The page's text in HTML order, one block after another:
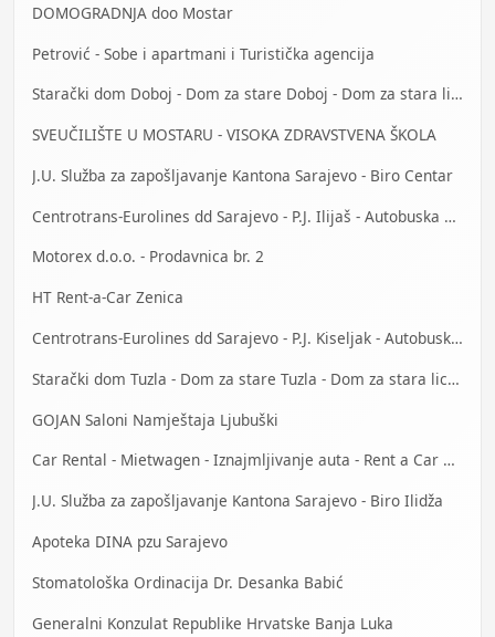
DOMOGRADNJA doo Mostar
Petrović - Sobe i apartmani i Turistička agencija
Starački dom Doboj - Dom za stare Doboj - Dom za stara lica Doboj
SVEUČILIŠTE U MOSTARU - VISOKA ZDRAVSTVENA ŠKOLA
J.U. Služba za zapošljavanje Kantona Sarajevo - Biro Centar
Centrotrans-Eurolines dd Sarajevo - P.J. Ilijaš - Autobuska stanica
Motorex d.o.o. - Prodavnica br. 2
HT Rent-a-Car Zenica
Centrotrans-Eurolines dd Sarajevo - P.J. Kiseljak - Autobuska stanica
Starački dom Tuzla - Dom za stare Tuzla - Dom za stara lica Tuzla
GOJAN Saloni Namještaja Ljubuški
Car Rental - Mietwagen - Iznajmljivanje auta - Rent a Car Mostar
J.U. Služba za zapošljavanje Kantona Sarajevo - Biro Ilidža
Apoteka DINA pzu Sarajevo
Stomatološka Ordinacija Dr. Desanka Babić
Generalni Konzulat Republike Hrvatske Banja Luka